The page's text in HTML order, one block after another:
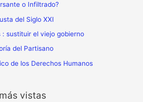
o Infiltrado?
del Siglo XXI
: sustituir el viejo gobierno
del Partisano
de los Derechos Humanos
vistas